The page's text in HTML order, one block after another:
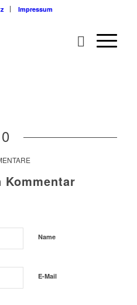
Impressum
0
Name
E-Mail